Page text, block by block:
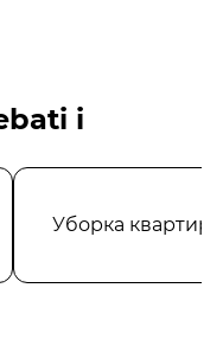
i
Уборка